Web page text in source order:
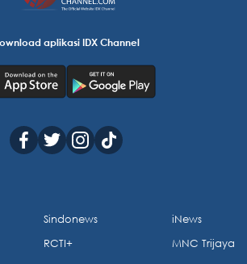
aplikasi IDX Channel
Sindonews
RCTI+
iNews
MNC Trijaya